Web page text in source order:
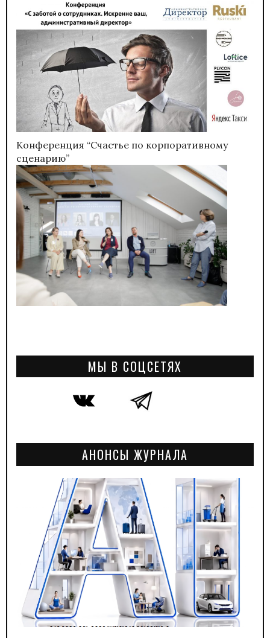
Конференция “Счастье по корпоративному
сценарию”
МЫ В СОЦСЕТЯХ
АНОНСЫ ЖУРНАЛА